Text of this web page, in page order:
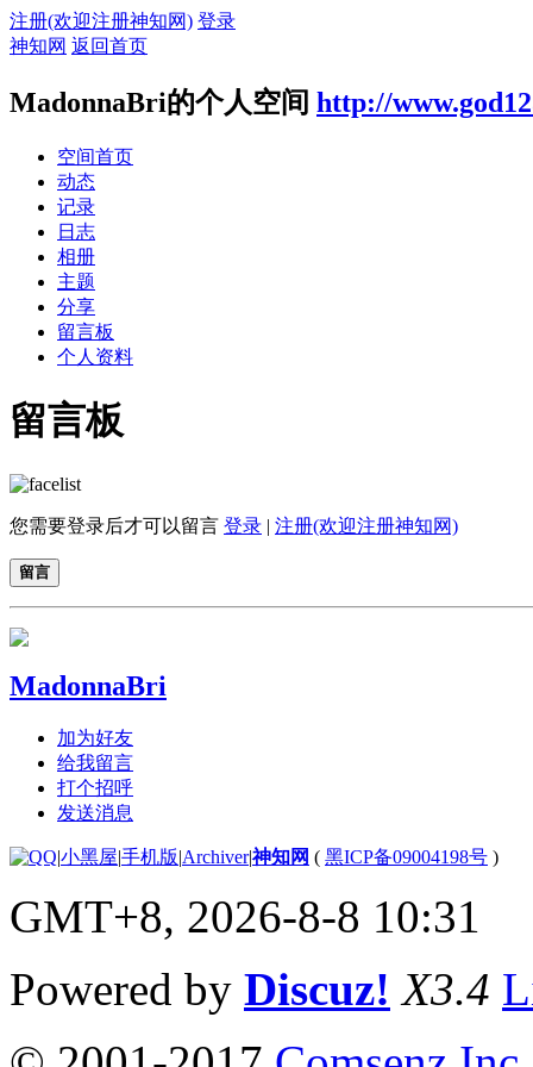
注册(欢迎注册神知网) 登录
神知网 返回首页
MadonnaBri的个人空间 http://
空间首页
动态
记录
日志
相册
主题
分享
留言板
个人资料
留言板
您需要登录后才可以留言 登录 | 注册(欢迎注册神知网)
留言
MadonnaBri
加为好友
给我留言
打个招呼
发送消息
|小黑屋|手机版|Archiver|神知网 ( 黑ICP备09004198号 )
GMT+8, 2026-8-8 10:31
Powered by Discuz! X3.4